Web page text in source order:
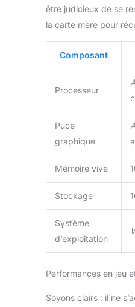
être judicieux de se
la carte mère pour
Composant
Processeur
Puce
graphique
Mémoire vive
Stockage
Système
d’exploitation
Performances en jeu
Soyons clairs : il ne